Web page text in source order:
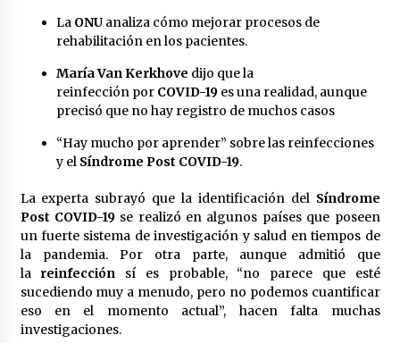
La ONUanaliza cómo mejorar procesos de
rehabilitación en los pacientes.
María Van Kerkhove dijo que la
reinfección por COVID-19es una realidad, aunque
precisó que no hay registro de muchos casos
“Hay mucho por aprender” sobre las reinfecciones
y el Síndrome Post COVID-19.
La experta subrayó que la identificación del Síndrome
Post COVID-19se realizó en algunos países que poseen
un fuerte sistema de investigación y salud en tiempos de
la pandemia. Por otra parte, aunque admitió que
la reinfección sí es probable, “no parece que esté
sucediendo muy a menudo, pero no podemos cuantificar
eso en el momento actual”, hacen falta muchas
investigaciones.